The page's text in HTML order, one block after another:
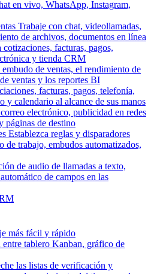
en vivo, WhatsApp, Instagram,
Trabaje con chat, videollamadas,
de archivos, documentos en línea
cotizaciones, facturas, pagos,
y tienda CRM
de ventas, el rendimiento de
ventas y los reportes BI
facturas, pagos, telefonía,
y calendario al alcance de sus manos
electrónico, publicidad en redes
páginas de destino
Establezca reglas y disparadores
trabajo, embudos automatizados,
de audio de llamadas a texto,
de campos en las
más fácil y rápido
tablero Kanban, gráfico de
las listas de verificación y